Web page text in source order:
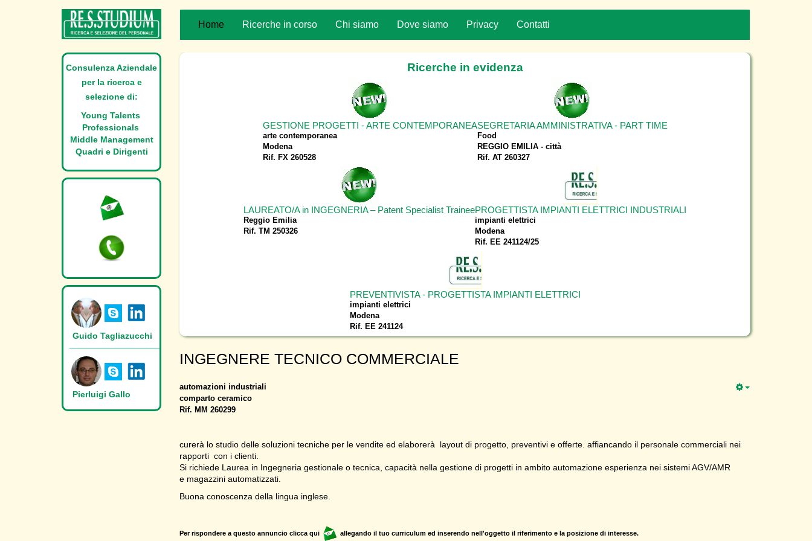
Home Ricerche in corso Chi siamo Dove siamo Privacy Contatti
Ricerche in evidenza
GESTIONE PROGETTI - ARTE CONTEMPORANEA
arte contemporanea
Modena
Rif. FX 260528
SEGRETARIA AMMINISTRATIVA - PART TIME
Food
REGGIO EMILIA - città
Rif. AT 260327
LAUREATO/A in INGEGNERIA – Patent Specialist Trainee
Reggio Emilia
Rif. TM 250326
PROGETTISTA IMPIANTI ELETTRICI INDUSTRIALI
impianti elettrici
Modena
Rif. EE 241124/25
PREVENTIVISTA - PROGETTISTA IMPIANTI ELETTRICI
impianti elettrici
Modena
Rif. EE 241124
INGEGNERE TECNICO COMMERCIALE
automazioni industriali
comparto ceramico
Rif. MM 260299
curerà lo studio delle soluzioni tecniche per le vendite ed elaborerà layout di progetto, preventivi e offerte. affiancando il personale commerciali nei
rapporti con i clienti.
Si richiede Laurea in Ingegneria gestionale o tecnica, capacità nella gestione di progetti in ambito automazione esperienza nei sistemi AGV/AMR
e magazzini automatizzati.
Buona conoscenza della lingua inglese.
Per rispondere a questo annuncio clicca qui allegando il tuo curriculum ed inserendo nell'oggetto il riferimento e la posizione di interesse.
Consulenza Aziendale
per la ricerca e
selezione di:
Young Talents
Professionals
Middle Management
Quadri e Dirigenti
Guido Tagliazucchi
Pierluigi Gallo